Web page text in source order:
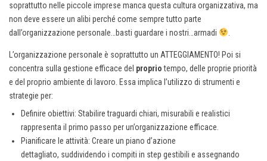
soprattutto nelle piccole imprese manca questa cultura organizzativa, ma
non deve essere un alibi perché come sempre tutto parte
dall’organizzazione personale…basti guardare i nostri…armadi
L’organizzazione personale è soprattutto un ATTEGGIAMENTO! Poi si
concentra sulla gestione efficace del propriotempo, delle proprie priorità
e del proprio ambiente di lavoro. Essa implica l’utilizzo di strumenti e
strategie per:
Definire obiettivi: Stabilire traguardi chiari, misurabili e realistici
rappresenta il primo passo per un’organizzazione efficace.
Pianificare le attività: Creare un piano d’azione
dettagliato, suddividendo i compiti in step gestibili e assegnando